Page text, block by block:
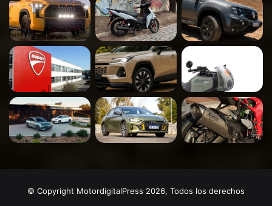
© Copyright MotordigitalPress 2026, Todos los derechos